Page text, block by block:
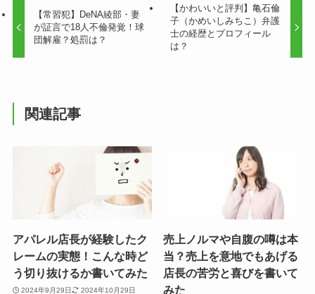
【常習犯】DeNA綾部・妻
が証言で18人不倫発覚！球
団解雇？処罰は？
【かわいいと評判】亀石倫
子（かめいしみちこ）弁護
士の経歴とプロフィール
は？
関連記事
アパレル店長が経験したク
レームの実態！こんな時ど
う切り抜けるか書いてみた
2024年9月29日 2024年10月29日
売上ノルマや自腹の噂は本
当？売上を意地でもあげる
店長の苦労と喜びを書いて
みた